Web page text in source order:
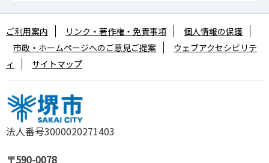
法人番号3000020271403
〒590-0078
ご利用案内 リンク・著作権・免責事項
個人情報の保護
市政・ホームページへのご意見ご提案
ウェブアクセシビリテ
ィ
サイトマップ